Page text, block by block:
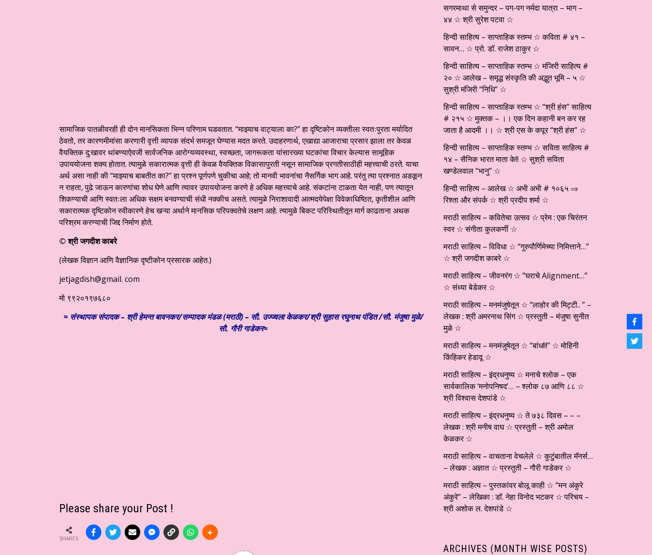
सामाजिक पातळीवरही ही दोन मानसिकता भिन्न परिणाम घडवतात. “माझ्याच वाट्याला का?” हा दृष्टिकोन व्यक्तीला स्वतःपुरता मर्यादित
ठेवतो, तर कारणमीमांसा करणारी वृत्ती व्यापक संदर्भ समजून घेण्यास मदत करते. उदाहरणार्थ, एखाद्या आजाराचा प्रसार झाला तर केवळ
वैयक्तिक दु:खावर थांबण्याऐवजी सार्वजनिक आरोग्यव्यवस्था, स्वच्छता, जागरूकता यांसारख्या घटकांचा विचार केल्यास सामूहिक
उपाययोजना शक्य होतात. त्यामुळे सकारात्मक वृत्ती ही केवळ वैयक्तिक विकासापुरती नसून सामाजिक प्रगतीसाठीही महत्त्वाची ठरते. याचा
अर्थ असा नाही की “माझ्याच बाबतीत का?” हा प्रश्न पूर्णपणे चुकीचा आहे; तो मानवी भावनांचा नैसर्गिक भाग आहे. परंतु त्या प्रश्नात अडकून
न राहता, पुढे जाऊन कारणांचा शोध घेणे आणि त्यावर उपाययोजना करणे हे अधिक महत्त्वाचे आहे. संकटांना टाळता येत नाही, पण त्यातून
शिकण्याची आणि स्वतःला अधिक सक्षम बनवण्याची संधी नक्कीच असते. त्यामुळे निराशावादी आत्मदयेपेक्षा विवेकाधिष्ठित, कृतीशील आणि
सकारात्मक दृष्टिकोन स्वीकारणे हेच खऱ्या अर्थाने मानसिक परिपक्वतेचे लक्षण आहे. त्यामुळे बिकट परिस्थितीतून मार्ग काढताना अथक
परिश्रम करण्याची जिद्द निर्माण होते.
© श्री जगदीश काबरे
(लेखक विज्ञान आणि वैज्ञानिक दृष्टीकोन प्रसारक आहेत.)
jetjagdish@gmail. com
मो ९९२०१९७६८०
≈ संस्थापक संपादक – श्री हेमन्त बावनकर/सम्पादक मंडळ (मराठी) – सौ. उज्ज्वला केळकर/श्री सुहास रघुनाथ पंडित /सौ. मंजुषा मुळे/
सौ. गौरी गाडेकर≈
Please share your Post !
SHARES
सगरमाथा से समुन्दर – पग-पग नर्मदा यात्रा – भाग –
४४ ☆ श्री सुरेश पटवा ☆
हिन्दी साहित्य – साप्ताहिक स्तम्भ ☆ कविता # ४१ –
सावन… ☆ प्रो. डॉ. राजेश ठाकुर ☆
हिन्दी साहित्य – साप्ताहिक स्तम्भ ☆ मंजिरी साहित्य #
२० ☆ आलेख – समृद्ध संस्कृति की अद्भुत भूमि – ५ ☆
सुश्री मंजिरी “निधि” ☆
हिन्दी साहित्य – साप्ताहिक स्तम्भ ☆ “श्री हंस” साहित्य
# २१५ ☆ मुक्तक – ।। एक दिन कहानी बन कर रह
जाता है आदमी ।। ☆ श्री एस के कपूर “श्री हंस” ☆
हिन्दी साहित्य – साप्ताहिक स्तम्भ ☆ सविता साहित्य #
१४ – सैनिक भारत माता के!! ☆ सुश्री सविता
खण्डेलवाल “भानु” ☆
हिन्दी साहित्य – आलेख ☆ अभी अभी # १०६५ ⇒
रिश्ता और संपर्क ☆ श्री प्रदीप शर्मा ☆
मराठी साहित्य – कवितेचा उत्सव ☆ प्रेम : एक चिरंतन
स्वर ☆ संगीता कुलकर्णी ☆
मराठी साहित्य – विविधा ☆ “गुरुपौर्णिमेच्या निमित्ताने…”
☆ श्री जगदीश काबरे ☆
मराठी साहित्य – जीवनरंग ☆ ”घराचे Alignment…”
☆ संध्या बेडेकर ☆
मराठी साहित्य – मनमंजुषेतून ☆ “लाहोर की मिट्टी.. ” –
लेखक : श्री अमरनाथ सिंग ☆ प्रस्तुती – मंजुषा सुनीत
मुळे ☆
मराठी साहित्य – मनमंजुषेतून ☆ “बांध!!!” ☆ मोहिनी
किंहिकर हेडावू ☆
मराठी साहित्य – इंद्रधनुष्य ☆ मनाचे श्लोक – एक
सार्वकालिक ‘मनोपनिषद’… – श्लोक ८७ आणि ८८ ☆
श्री विश्वास देशपांडे ☆
मराठी साहित्य – इंद्रधनुष्य ☆ ते ७३८ दिवस – – –
लेखक : श्री मनीष वाघ ☆ प्रस्तुती – श्री अमोल
केळकर ☆
मराठी साहित्य – वाचताना वेचलेले ☆ कुटुंबातील मॅनर्स…
– लेखक : अज्ञात ☆ प्रस्तुती – गौरी गाडेकर ☆
मराठी साहित्य – पुस्तकांवर बोलू काही ☆ “मन अंकुरे
अंकुरे” – लेखिका : डॉ. नेहा विनोद भटकर ☆ परिचय –
श्री अशोक ल. देशपांडे ☆
ARCHIVES (MONTH WISE POSTS)